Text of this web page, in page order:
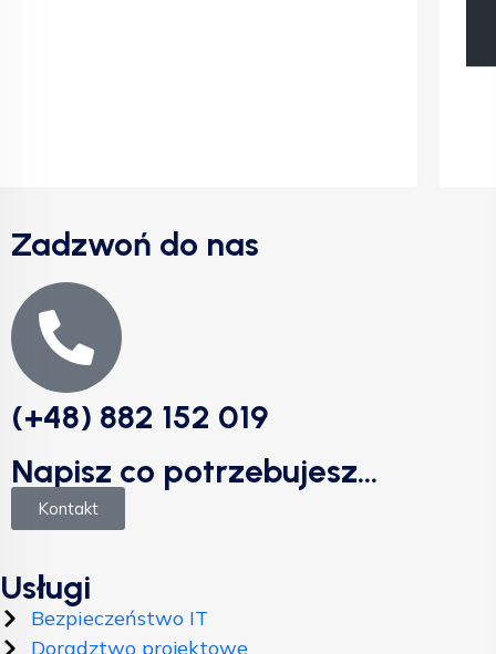
Zadzwoń do nas
(+48) 882 152 019
Napisz co potrzebujesz...
Kontakt
Usługi
Bezpieczeństwo IT
Doradztwo projektowe